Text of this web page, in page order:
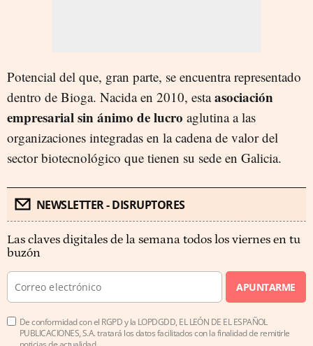
Potencial del que, gran parte, se encuentra representado
dentro de Bioga. Nacida en 2010, estaasociación
empresarial sin ánimo de lucro aglutina a las
organizaciones integradas en la cadena de valor del
sector biotecnológico que tienen su sede en Galicia.
NEWSLETTER - DISRUPTORES
Las claves digitales de la semana todos los viernes en tu
buzón
APUNTARME
De conformidad con el RGPD y la LOPDGDD, EL LEÓN DE EL ESPAÑOL
PUBLICACIONES, S.A. tratará los datos facilitados con la finalidad de remitirle